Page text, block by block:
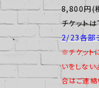
8,800円(税
チケット
2/23各部
※チケット
いをしない
合はご連